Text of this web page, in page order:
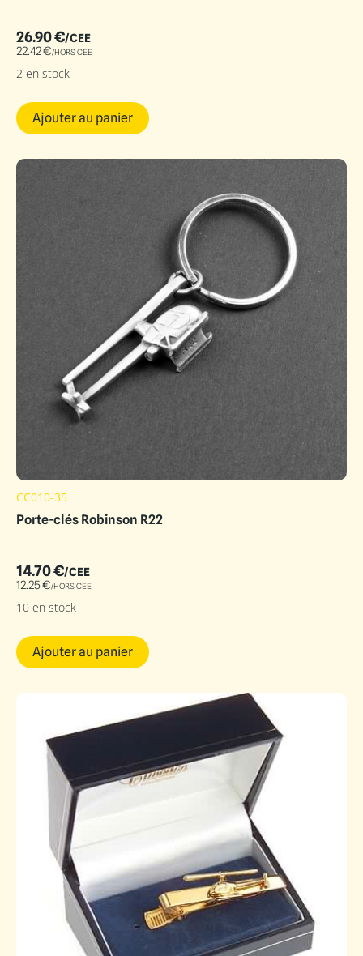
26.90€/CEE
22.42€/HORS CEE
2 en stock
Ajouter au panier
CC010-35
Porte-clés Robinson R22
14.70€/CEE
12.25€/HORS CEE
10 en stock
Ajouter au panier